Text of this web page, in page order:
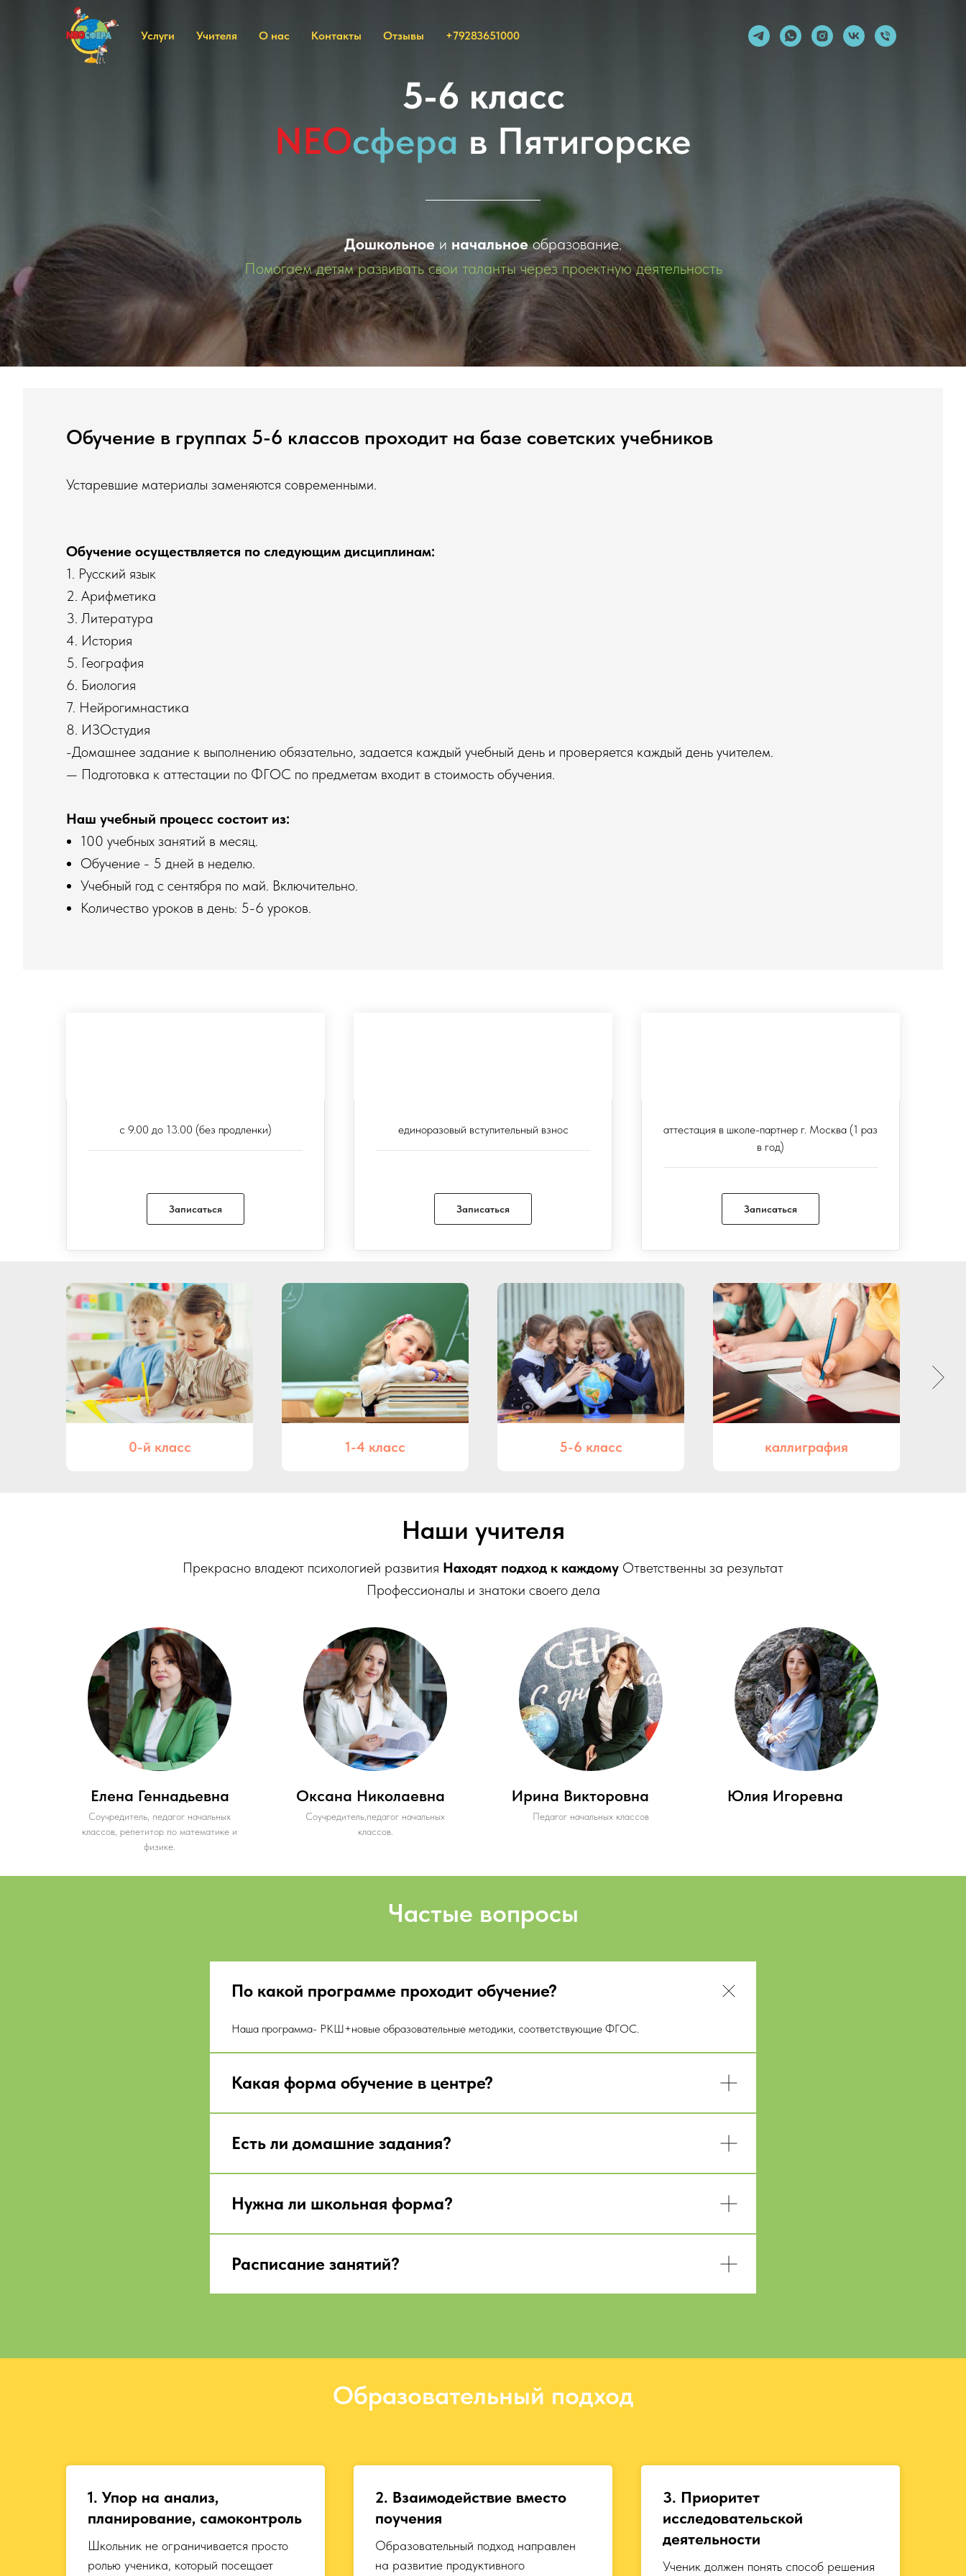
Услуги Учителя О нас Контакты Отзывы +79283651000
5-6 класс
NEOсфера в Пятигорске
Дошкольное и начальноеобразование.
Помогаем детям развивать свои таланты через проектную деятельность
Обучение в группах 5-6 классов проходит на базе советских учебников
Устаревшие материалы заменяются современными.
Обучение осуществляется по следующим дисциплинам:
1. Русский язык
2. Арифметика
3. Литература
4. История
5. География
6. Биология
7. Нейрогимнастика
8. ИЗОстудия
-Домашнее задание к выполнению обязательно, задается каждый учебный день и проверяется каждый день учителем.
— Подготовка к аттестации по ФГОС по предметам входит в стоимость обучения.
Наш учебный процесс состоит из:
100 учебных занятий в месяц.
Обучение - 5 дней в неделю.
Учебный год с сентября по май. Включительно.
Количество уроков в день: 5-6 уроков.
с 9.00 до 13.00 (без продленки)
Записаться
единоразовый вступительный взнос
Записаться
аттестация в школе-партнер г. Москва (1 раз
в год)
Записаться
0-й класс 1-4 класс 5-6 класс каллиграфия
Наши учителя
Прекрасно владеют психологией развития Находят подход к каждому Ответственны за результат
Профессионалы и знатоки своего дела
Елена Геннадьевна
Cоучредитель, педагог начальных
классов, репетитор по математике и
физике.
Оксана Николаевна
Соучредитель,педагог начальных
классов.
Ирина Викторовна
Педагог начальных классов
Юлия Игоревна
Частые вопросы
По какой программе проходит обучение?
Наша программа- РКШ+новые образовательные методики, соответствующие ФГОС.
Какая форма обучение в центре?
Есть ли домашние задания?
Нужна ли школьная форма?
Расписание занятий?
Образовательный подход
1. Упор на анализ,
планирование, самоконтроль
Школьник не ограничивается просто
ролью ученика, который посещает
2. Взаимодействие вместо
поучения
Образовательный подход направлен
на развитие продуктивного
3. Приоритет
исследовательской
деятельности
Ученик должен понять способ решения